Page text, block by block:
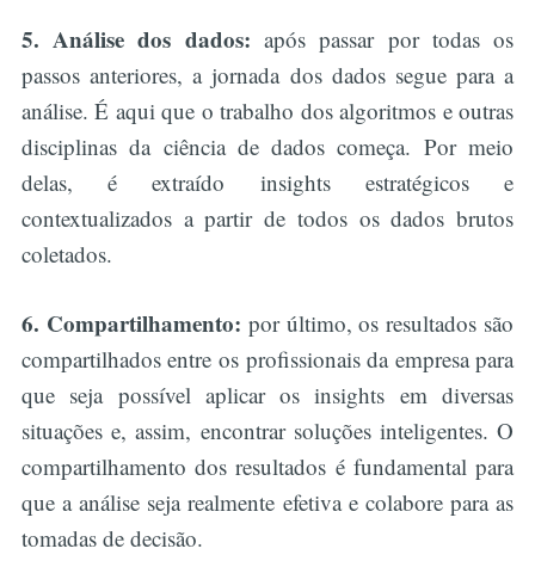
5. Análise dos dados: após passar por todas os
passos anteriores, a jornada dos dados segue para a
análise. É aqui que o trabalho dos algoritmos e outras
disciplinas da ciência de dados começa. Por meio
delas, é extraído insights estratégicos e
contextualizados a partir de todos os dados brutos
coletados.
6. Compartilhamento: por último, os resultados são
compartilhados entre os profissionais da empresa para
que seja possível aplicar os insights em diversas
situações e, assim, encontrar soluções inteligentes. O
compartilhamento dos resultados é fundamental para
que a análise seja realmente efetiva e colabore para as
tomadas de decisão.